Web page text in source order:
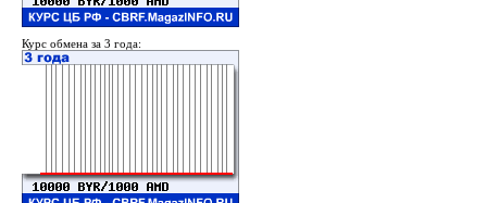
Курс обмена за 3 года: